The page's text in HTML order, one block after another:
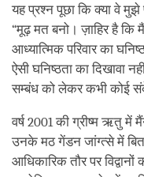
यह प्रश्न पूछा कि क्या वे
“मूढ़ मत बनो। ज़ाहिर है कि
आध्यात्मिक परिवार का
ऐसी घनिष्ठता का दिखावा
सम्बंध को लेकर कभी कोई
वर्ष 2001 की ग्रीष्म ऋतु में
उनके मठ गेंडन जांग्त्से में
आधिकारिक तौर पर